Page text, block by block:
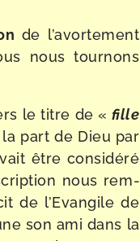
de l’a­vor­te­ment
nous tour­nons
le titre de «fille
part de Dieu par
être consi­dé­ré
nous rem­
de l’Evangile de
son ami dans la